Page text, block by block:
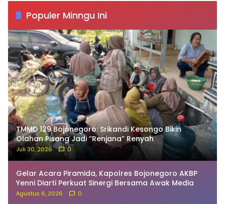
Populer Minngu Ini
TMMD 129 Bojonegoro: Srikandi Kesongo Bikin
Olahan Pisang Jadi “Renjana” Renyah
Juli 30, 2026 0
Gelar Acara Piramida, Kapolres Bojonegoro AKBP
Yenni Diarti Perkuat Sinergi Bersama Awak Media
Agustus 6, 2026 0